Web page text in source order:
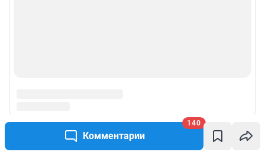
Комментарии
140